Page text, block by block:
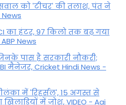
को 'टीचर' की तलाश, पंत ने
का हंटर, 97 किलो तक बढ़ गया
News
पास है सरकारी नौकरी;
मैनेजर, Cricket Hindi News -
में 'रिहर्सल', 15 अगस्त से
में जोश, VIDEO - Aaj